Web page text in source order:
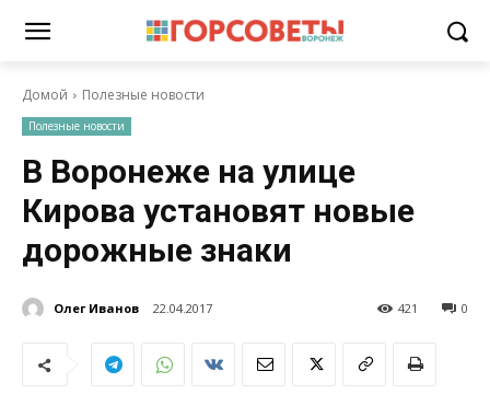
Домой Полезные новости
Полезные новости
В Воронеже на улице
Кирова установят новые
дорожные знаки
Олег Иванов 22.04.2017 0
421